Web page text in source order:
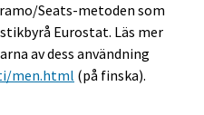
Seats-metoden som
Eurostat. Läs mer
av dess användning
men.html (på finska).